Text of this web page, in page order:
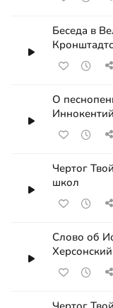
Беседа в
О
Чертог
школ
Слово об
Херсонский